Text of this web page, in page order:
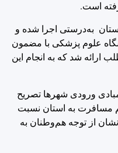
است.
به‌درستی اجرا شده و
علوم پزشکی با مضمون
ارائه شد که به انجام این
ورودی شهرها تصریح
مسافرت به استان نسبت
از توجه هم‌وطنان به